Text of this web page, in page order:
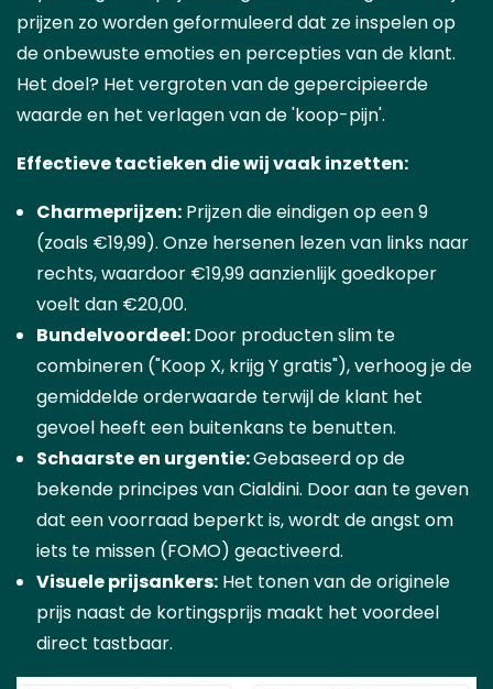
prijzen zo worden geformuleerd dat ze inspelen op
de onbewuste emoties en percepties van de klant.
Het doel? Het vergroten van de gepercipieerde
waarde en het verlagen van de 'koop-pijn'.
Effectieve tactieken die wij vaak inzetten:
Charmeprijzen: Prijzen die eindigen op een 9
(zoals €19,99). Onze hersenen lezen van links naar
rechts, waardoor €19,99 aanzienlijk goedkoper
voelt dan €20,00.
Bundelvoordeel:Door producten slim te
combineren ("Koop X, krijg Y gratis"), verhoog je de
gemiddelde orderwaarde terwijl de klant het
gevoel heeft een buitenkans te benutten.
Schaarste en urgentie:Gebaseerd op de
bekende principes van Cialdini. Door aan te geven
dat een voorraad beperkt is, wordt de angst om
iets te missen (FOMO) geactiveerd.
Visuele prijsankers: Het tonen van de originele
prijs naast de kortingsprijs maakt het voordeel
direct tastbaar.